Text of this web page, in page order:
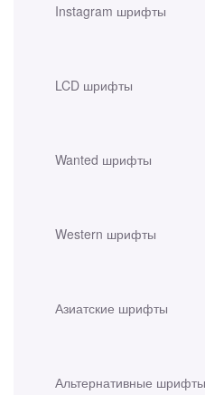
Instagram шрифты
LCD шрифты
Wanted шрифты
Western шрифты
Азиатские шрифты
Альтернативные шрифты